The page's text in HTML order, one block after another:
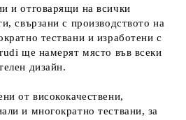
и отговарящи на всички
свързани с производството на
тествани и изработени с
ще намерят място във всеки
дизайн.
от висококачествени,
и многократно тествани, за